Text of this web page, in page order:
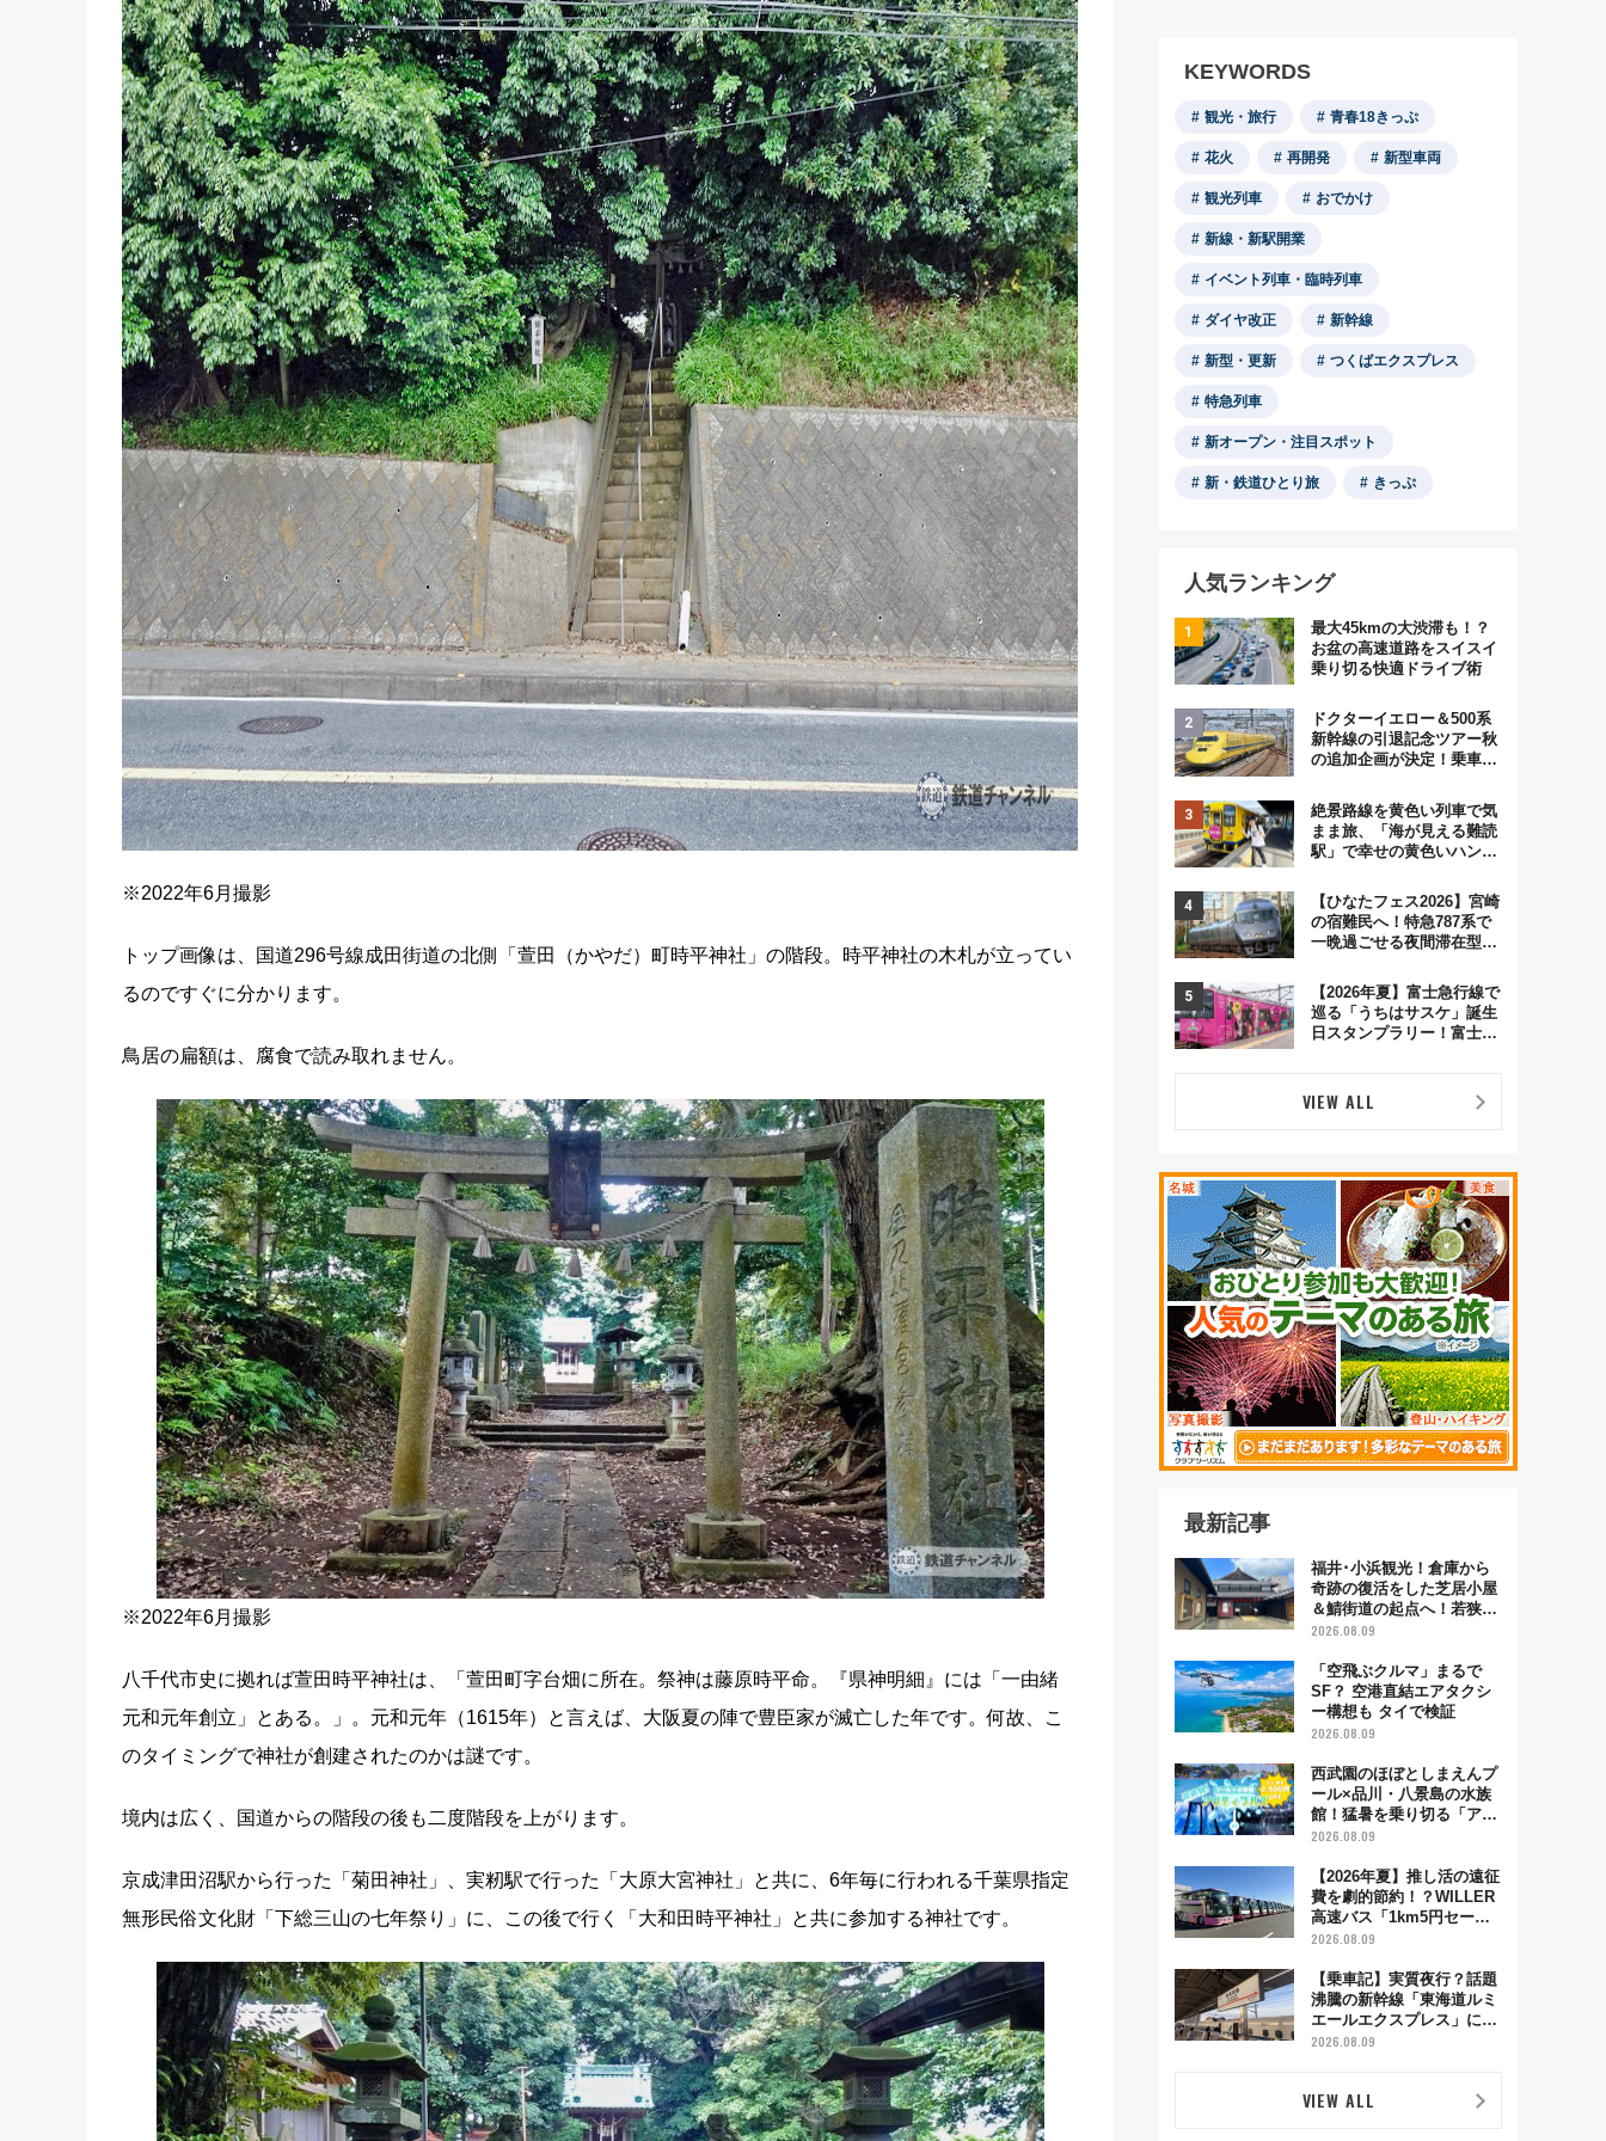
※2022年6月撮影
トップ画像は、国道296号線成田街道の北側「萱田（かやだ）町時平神社」の階段。時平神社の木札が立ってい
るのですぐに分かります。
鳥居の扁額は、腐食で読み取れません。
※2022年6月撮影
八千代市史に拠れば萱田時平神社は、「萱田町字台畑に所在。祭神は藤原時平命。『県神明細』には「一由緒
元和元年創立」とある。」。元和元年（1615年）と言えば、大阪夏の陣で豊臣家が滅亡した年です。何故、こ
のタイミングで神社が創建されたのかは謎です。
境内は広く、国道からの階段の後も二度階段を上がります。
京成津田沼駅から行った「菊田神社」、実籾駅で行った「大原大宮神社」と共に、6年毎に行われる千葉県指定
無形民俗文化財「下総三山の七年祭り」に、この後で行く「大和田時平神社」と共に参加する神社です。
KEYWORDS
観光・旅行 青春18きっぷ
花火 再開発 新型車両
観光列車 おでかけ
新線・新駅開業
イベント列車・臨時列車
ダイヤ改正 新幹線
新型・更新 つくばエクスプレス
特急列車
新オープン・注目スポット
新・鉄道ひとり旅 きっぷ
人気ランキング
最大45kmの大渋滞も！？
お盆の高速道路をスイスイ
乗り切る快適ドライブ術
ドクターイエロー＆500系
新幹線の引退記念ツアー秋
の追加企画が決定！乗車体
とめ
絶景路線を黄色い列車で気
まま旅、「海が見える難読
駅」で幸せの黄色いハンカ
とり旅」279回目の舞台は
「島原鉄道」
【ひなたフェス2026】宮崎
の宿難民へ！特急787系で
一晩過ごせる夜間滞在型イ
ま」が救世主に？
【2026年夏】富士急行線で
巡る「うちはサスケ」誕生
日スタンプラリー！富士急
VIEW ALL
最新記事
福井･小浜観光！倉庫から
奇跡の復活をした芝居小屋
＆鯖街道の起点へ！若狭小
浜お魚センターでBBQ、老
グルメ散歩
2026.08.09
「空飛ぶクルマ」まるで
SF？ 空港直結エアタクシ
ー構想も タイで検証
2026.08.09
西武園のほぼとしまえんプ
ール×品川・八景島の水族
館！猛暑を乗り切る「アク
ティブパス」で夏休みをお
2026.08.09
【2026年夏】推し活の遠征
費を劇的節約！？WILLER
高速バス「1km5円セー
ル」やワンコイン温泉の最
路線まとめ
2026.08.09
【乗車記】実質夜行？話題
沸騰の新幹線「東海道ルミ
エールエクスプレス」に乗
車してみた 東京22時発、
らし過ぎる朝
2026.08.09
VIEW ALL